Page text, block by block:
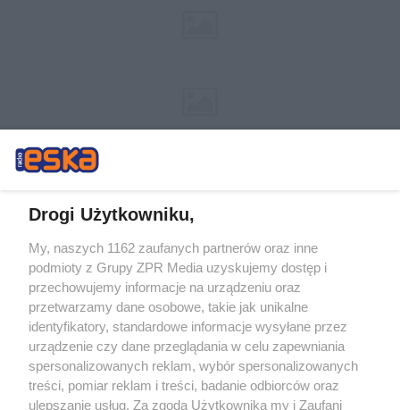
Żaden utwór zamieszczony w serwisie nie może być powielany i
rozpowszechniany lub dalej rozpowszechniany w jakikolwiek sposób (w
tym także elektroniczny lub mechaniczny) na jakimkolwiek polu
eksploatacji w jakiejkolwiek formie, włącznie z umieszczaniem w Internecie
bez pisemnej zgody właściciela praw. Jakiekolwiek użycie lub
wykorzystanie utworów w całości lub w części z naruszeniem prawa, tzn.
bez właściwej zgody, jest zabronione pod groźbą kary i może być ścigane
prawnie.
Drogi Użytkowniku,
My, naszych 1162 zaufanych partnerów oraz inne
podmioty z Grupy ZPR Media uzyskujemy dostęp i
przechowujemy informacje na urządzeniu oraz
przetwarzamy dane osobowe, takie jak unikalne
identyfikatory, standardowe informacje wysyłane przez
urządzenie czy dane przeglądania w celu zapewniania
spersonalizowanych reklam, wybór spersonalizowanych
treści, pomiar reklam i treści, badanie odbiorców oraz
ulepszanie usług. Za zgodą Użytkownika my i Zaufani